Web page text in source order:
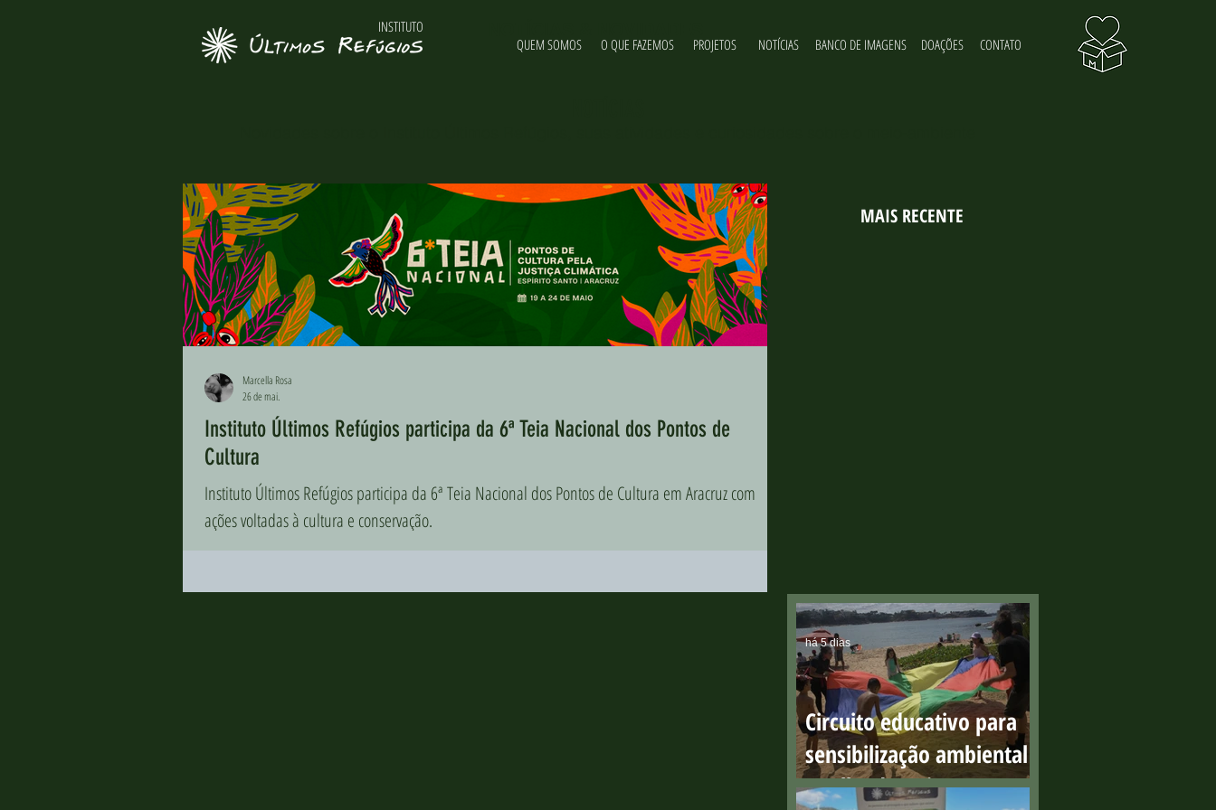
Instituto Últimos Refúgios participa da 6ª Teia Nacional dos Pontos de
Cultura
Instituto Últimos Refúgios participa da 6ª Teia Nacional dos Pontos de Cultura em Aracruz com
ações voltadas à cultura e conservação.
Marcella Rosa
26 de mai.
MAIS RECENTE
Circuito educativo para
sensibilização ambiental
na Ilha do Boi
há 5 dias
INSTITUTO
QUEM SOMOS
O QUE FAZEMOS PROJETOS NOTÍCIAS BANCO DE IMAGENS DOAÇÕES CONTATO